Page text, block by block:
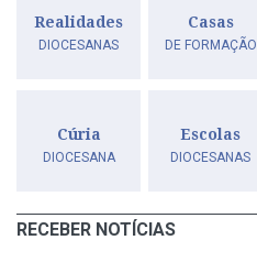
Realidades
DIOCESANAS
Casas
DE FORMAÇÃO
Cúria
DIOCESANA
Escolas
DIOCESANAS
RECEBER NOTÍCIAS